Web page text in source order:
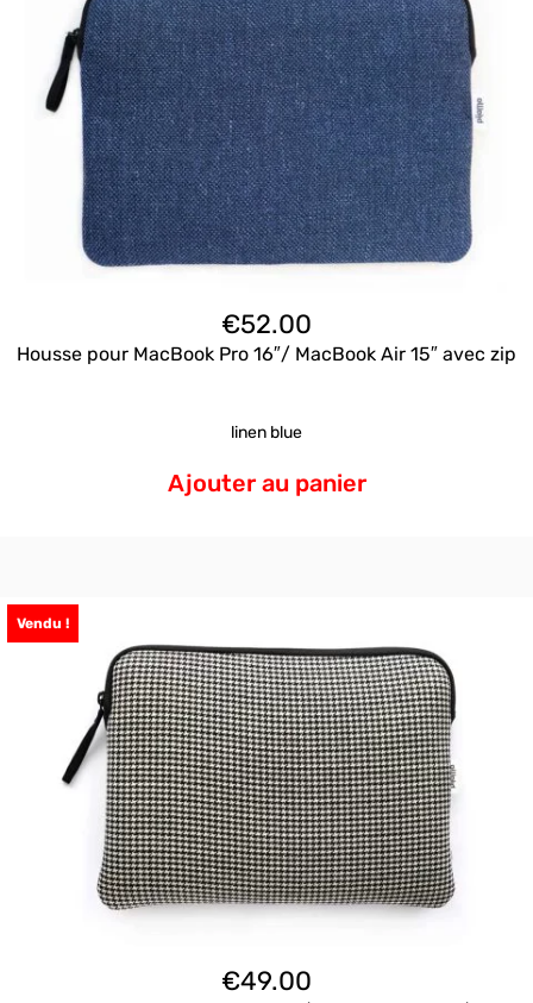
€52.00
Housse pour MacBook Pro 16″/ MacBook Air 15″ avec zip
linen blue
Ajouter au panier
Vendu !
€49.00